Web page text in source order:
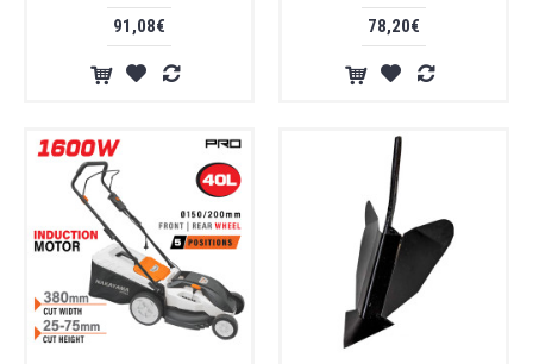
91,08€ 78,20€